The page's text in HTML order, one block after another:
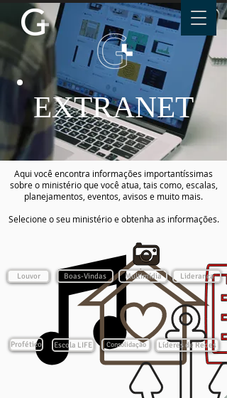
EXTRANET
Aqui você encontra informações importantíssimas
sobre o ministério que você atua, tais como, escalas,
planejamentos, eventos, avisos e muito mais.
Selecione o seu ministério e obtenha as informações.
Louvor Boas-Vindas Multimídia Liderança
Profético Escola LIFE Consolidação Líderes de Redes